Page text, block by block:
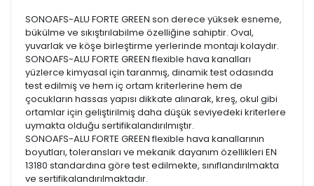
SONOAFS-ALU FORTE GREEN son derece yüksek esneme,
bükülme ve sıkıştırılabilme özelliğine sahiptir. Oval,
yuvarlak ve köşe birleştirme yerlerinde montajı kolaydır.
SONOAFS-ALU FORTE GREEN flexible hava kanalları
yüzlerce kimyasal için taranmış, dinamik test odasında
test edilmiş ve hem iç ortam kriterlerine hem de
çocukların hassas yapısı dikkate alınarak, kreş, okul gibi
ortamlar için geliştirilmiş daha düşük seviyedeki kriterlere
uymakta olduğu sertifikalandırılmıştır.
SONOAFS-ALU FORTE GREEN flexible hava kanallarının
boyutları, toleransları ve mekanik dayanım özellikleri EN
13180 standardına göre test edilmekte, sınıflandırılmakta
ve sertifikalandırılmaktadır.